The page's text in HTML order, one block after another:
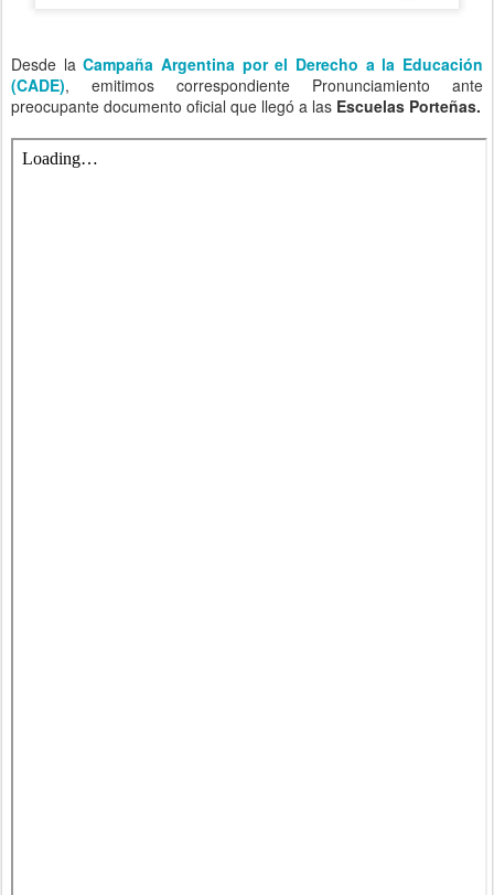
Desde laCampaña Argentina por el Derecho a la Educación
(CADE), emitimos correspondiente Pronunciamiento ante
preocupante documento oficial que llegó a las Escuelas Porteñas.